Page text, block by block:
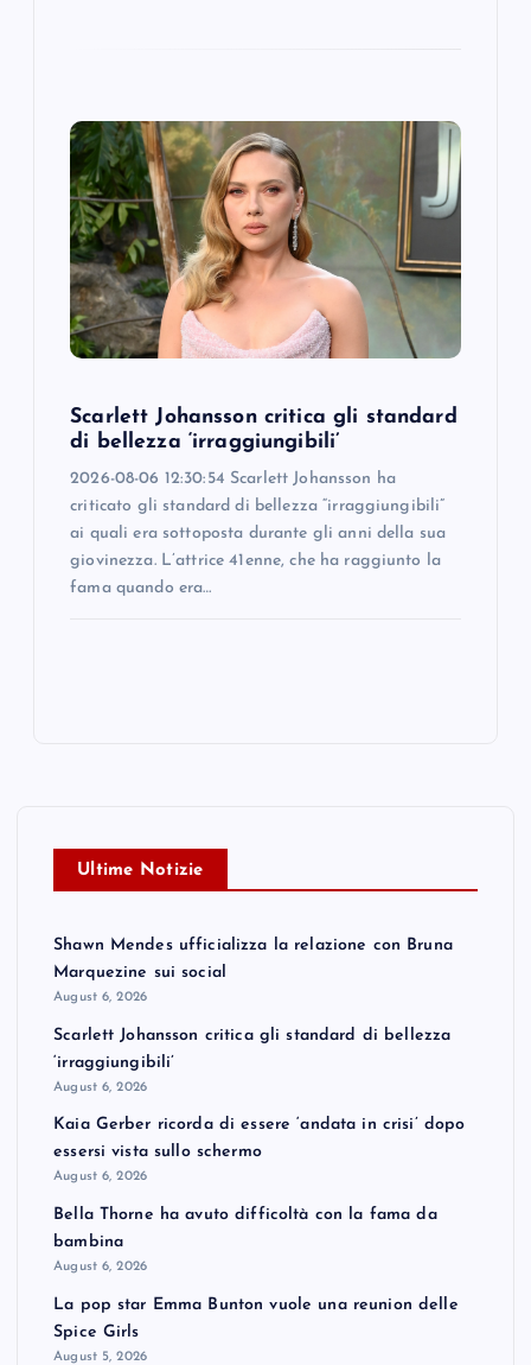
Scarlett Johansson critica gli standard
di bellezza ‘irraggiungibili’
2026-08-06 12:30:54 Scarlett Johansson ha
criticato gli standard di bellezza “irraggiungibili”
ai quali era sottoposta durante gli anni della sua
giovinezza. L’attrice 41enne, che ha raggiunto la
fama quando era…
Ultime Notizie
Shawn Mendes ufficializza la relazione con Bruna
Marquezine sui social
August 6, 2026
Scarlett Johansson critica gli standard di bellezza
‘irraggiungibili’
August 6, 2026
Kaia Gerber ricorda di essere ‘andata in crisi’ dopo
essersi vista sullo schermo
August 6, 2026
Bella Thorne ha avuto difficoltà con la fama da
bambina
August 6, 2026
La pop star Emma Bunton vuole una reunion delle
Spice Girls
August 5, 2026